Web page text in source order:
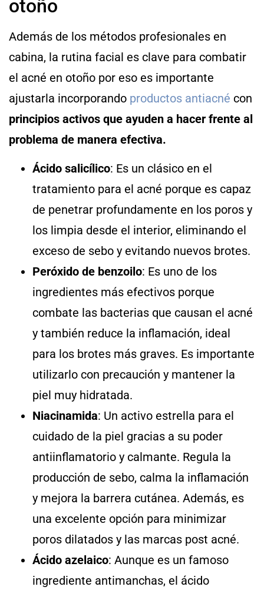
otoño
Además de los métodos profesionales en
cabina, la rutina facial es clave para combatir
el acné en otoño por eso es importante
ajustarla incorporando productos antiacné con
principios activos que ayuden a hacer frente al
problema de manera efectiva.
Ácido salicílico: Es un clásico en el
tratamiento para el acné porque es capaz
de penetrar profundamente en los poros y
los limpia desde el interior, eliminando el
exceso de sebo y evitando nuevos brotes.
Peróxido de benzoilo: Es uno de los
ingredientes más efectivos porque
combate las bacterias que causan el acné
y también reduce la inflamación, ideal
para los brotes más graves. Es importante
utilizarlo con precaución y mantener la
piel muy hidratada.
Niacinamida: Un activo estrella para el
cuidado de la piel gracias a su poder
antiinflamatorio y calmante. Regula la
producción de sebo, calma la inflamación
y mejora la barrera cutánea. Además, es
una excelente opción para minimizar
poros dilatados y las marcas post acné.
Ácido azelaico: Aunque es un famoso
ingrediente antimanchas, el ácido